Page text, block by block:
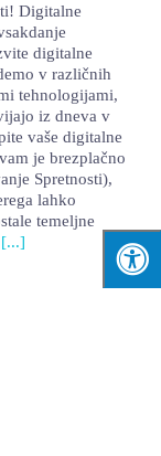
Digitalne
digitalne
v različnih
tehnologijami,
iz dneva v
vaše digitalne
je brezplačno
Spretnosti),
lahko
temeljne
[...]